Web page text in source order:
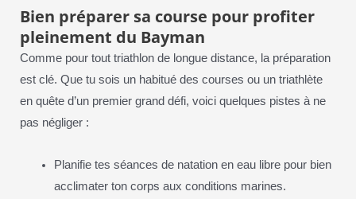
Bien préparer sa course pour profiter
pleinement du Bayman
Comme pour tout triathlon de longue distance, la préparation
est clé. Que tu sois un habitué des courses ou un triathlète
en quête d’un premier grand défi, voici quelques pistes à ne
pas négliger :
Planifie tes séances de natation en eau libre pour bien
acclimater ton corps aux conditions marines.